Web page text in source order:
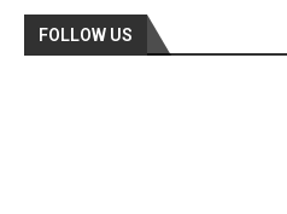
FOLLOW US